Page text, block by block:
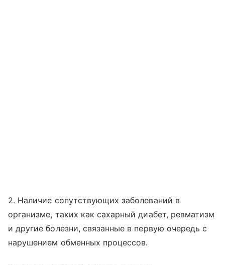
2. Наличие сопутствующих заболеваний в
организме, таких как сахарный диабет, ревматизм
и другие болезни, связанные в первую очередь с
нарушением обменных процессов.